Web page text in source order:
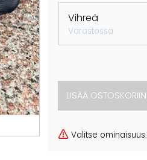
Vihreä
Varastossa
Valitse ominaisuus.